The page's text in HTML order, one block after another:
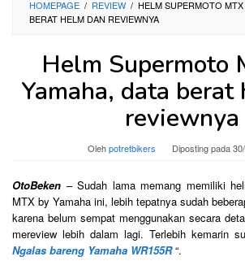
HOMEPAGE / REVIEW / HELM SUPERMOTO
BERAT HELM DAN REVIEWNYA
Helm Supermoto
Yamaha, data berat
reviewnya
Olehpotretbikers Diposting pada
OtoBeken – Sudah lama memang memiliki
MTX by Yamaha ini, lebih tepatnya sudah
karena belum sempat menggunakan secara
mereview lebih dalam lagi. Terlebih kemarin
Ngalas bareng Yamaha WR155R“.